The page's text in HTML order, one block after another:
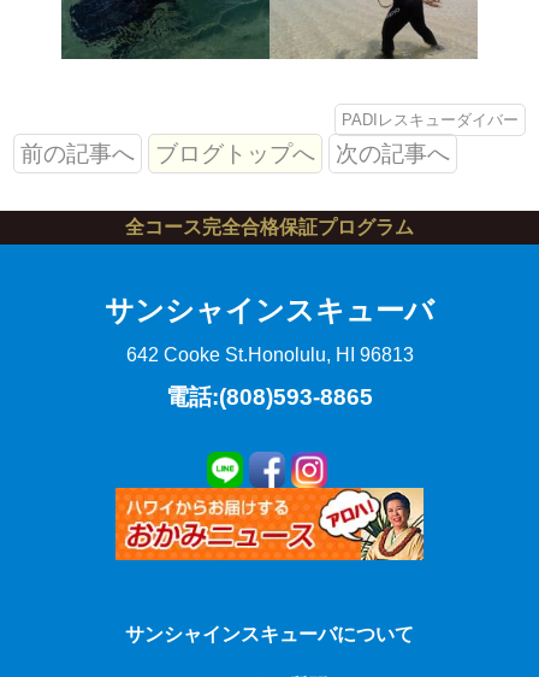
PADIレスキューダイバー
前の記事へ ブログトップへ 次の記事へ
全コース完全合格保証プログラム
サンシャインスキューバ
642 Cooke St.Honolulu, HI 96813
電話:(808)593-8865
サンシャインスキューバについて